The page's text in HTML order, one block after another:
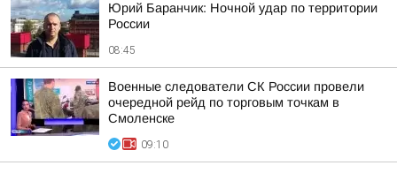
Юрий Баранчик: Ночной удар по территории
России
08:45
Военные следователи СК России провели
очередной рейд по торговым точкам в
Смоленске
09:10